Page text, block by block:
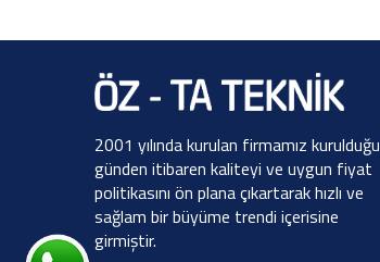
2001 yılında kurulan firmamız kurulduğu
günden itibaren kaliteyi ve uygun fiyat
politikasını ön plana çıkartarak hızlı ve
sağlam bir büyüme trendi içerisine
girmiştir.